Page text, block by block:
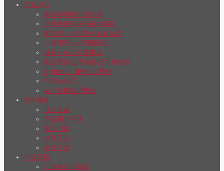
产品中心
多轴步进电机控制器
总线步进伺服电机控制器
航插型一体步进伺服驱动器
一体闭环步进伺服电机
推杆一体式步进电机
电容式液位传感器/压力传感器
Python 可编程拓展模块
CAN分析仪
再生放电保护模块
技术服务
技术文章
产品用户手册
常见问题
软件工具
驱动下载
行业应用
工业自动化制造